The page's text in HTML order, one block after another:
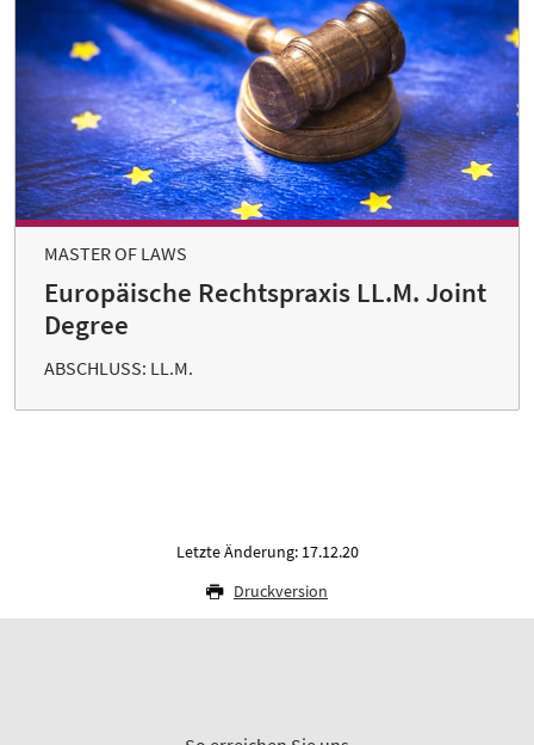
MASTER OF LAWS
Europäische Rechtspraxis LL.M. Joint
Degree
ABSCHLUSS: LL.M.
Letzte Änderung: 17.12.20
Druckversion